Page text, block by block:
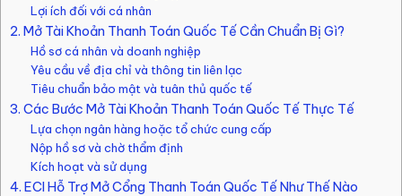
Lợi ích đối với cá nhân
2. Mở Tài Khoản Thanh Toán Quốc Tế Cần Chuẩn Bị Gì?
Hồ sơ cá nhân và doanh nghiệp
Yêu cầu về địa chỉ và thông tin liên lạc
Tiêu chuẩn bảo mật và tuân thủ quốc tế
3. Các Bước Mở Tài Khoản Thanh Toán Quốc Tế Thực Tế
Lựa chọn ngân hàng hoặc tổ chức cung cấp
Nộp hồ sơ và chờ thẩm định
Kích hoạt và sử dụng
4. ECI Hỗ Trợ Mở Cổng Thanh Toán Quốc Tế Như Thế Nào